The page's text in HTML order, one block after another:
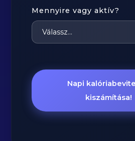
Mennyire vagy aktív?
Napi
kiszámítása!